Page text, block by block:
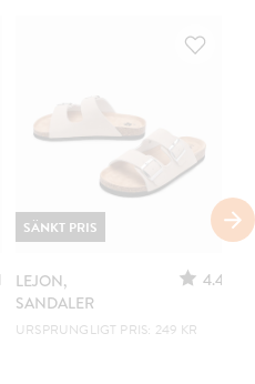
LEJON,
SANDALER
4.4
URSPRUNGLIGT PRIS: 249 KR
SÄNKT PRIS